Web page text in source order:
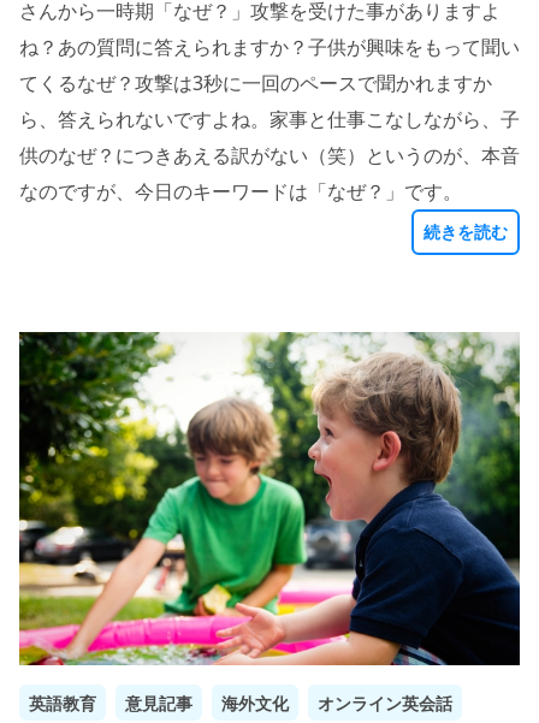
さんから一時期「なぜ？」攻撃を受けた事がありますよ
ね？あの質問に答えられますか？子供が興味をもって聞い
てくるなぜ？攻撃は3秒に一回のペースで聞かれますか
ら、答えられないですよね。家事と仕事こなしながら、子
供のなぜ？につきあえる訳がない（笑）というのが、本音
なのですが、今日のキーワードは「なぜ？」です。
続きを読む
英語教育 意見記事 海外文化 オンライン英会話